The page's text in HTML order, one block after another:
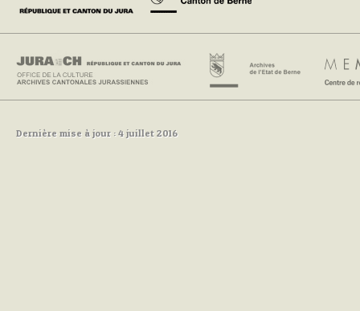
Dernière mise à jour : 4 juillet 2016